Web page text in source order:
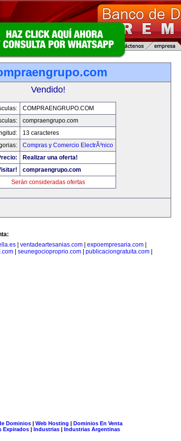
Vendido!
COMPRAENGRUPO.COM
compraengrupo.com
13 caracteres
Compras y Comercio ElectrÃ³nico
Realizar una oferta!
compraengrupo.com
Serán consideradas ofertas
| ventadeartesanias.com| expoempresaria.com|
seunegocioproprio.com publicaciongratuita.com
Dominios| Web Hosting | Dominios En Venta
Expirados | Industrias | Industrias Argentinas